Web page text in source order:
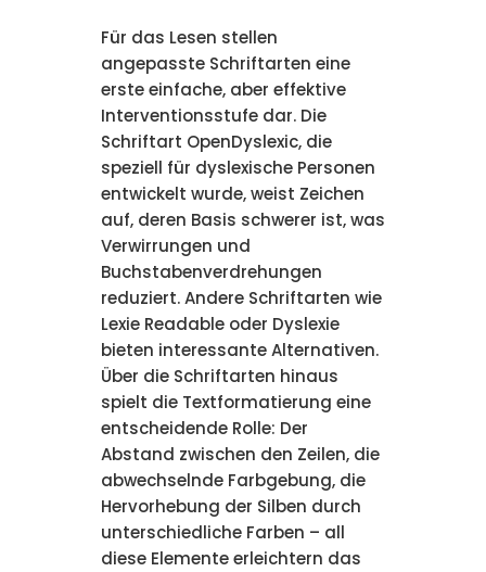
Für das Lesen stellen
angepasste Schriftarten eine
erste einfache, aber effektive
Interventionsstufe dar. Die
Schriftart OpenDyslexic, die
speziell für dyslexische Personen
entwickelt wurde, weist Zeichen
auf, deren Basis schwerer ist, was
Verwirrungen und
Buchstabenverdrehungen
reduziert. Andere Schriftarten wie
Lexie Readable oder Dyslexie
bieten interessante Alternativen.
Über die Schriftarten hinaus
spielt die Textformatierung eine
entscheidende Rolle: Der
Abstand zwischen den Zeilen, die
abwechselnde Farbgebung, die
Hervorhebung der Silben durch
unterschiedliche Farben – all
diese Elemente erleichtern das